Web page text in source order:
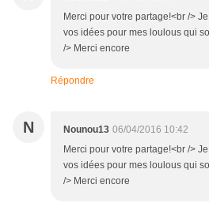
Merci pour votre partage!<br />
vos idées pour mes loulous qui
/> Merci encore
Répondre
N Nounou13 06/04/2016 10:42
Merci pour votre partage!<br />
vos idées pour mes loulous qui
/> Merci encore